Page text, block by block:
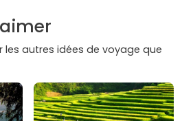
les autres idées de voyage que